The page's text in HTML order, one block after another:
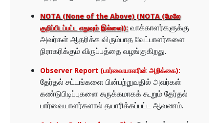
NOTA (None of the Above) (NOTA (மேலே
குறிப்பிடப்பட்ட எதுவும் இல்லை)): வாக்காளர்களுக்கு
அவர்கள் ஆதரிக்க விரும்பாத வேட்பாளர்களை
நிராகரிக்கும் விருப்பத்தை வழங்குகிறது.
Observer Report (பார்வையாளரின் அறிக்கை):
தேர்தல் சட்டங்களை பின்பற்றுவதில் அவர்கள்
கண்டுபிடிப்புகளை சுருக்கமாகக் கூறும் தேர்தல்
பார்வையாளர்களால் தயாரிக்கப்பட்ட ஆவணம்.